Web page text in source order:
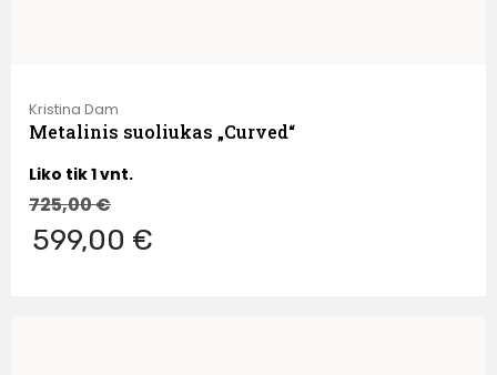
Kristina Dam
Metalinis suoliukas „Curved“
Liko tik 1 vnt.
725,00€
599,00 €